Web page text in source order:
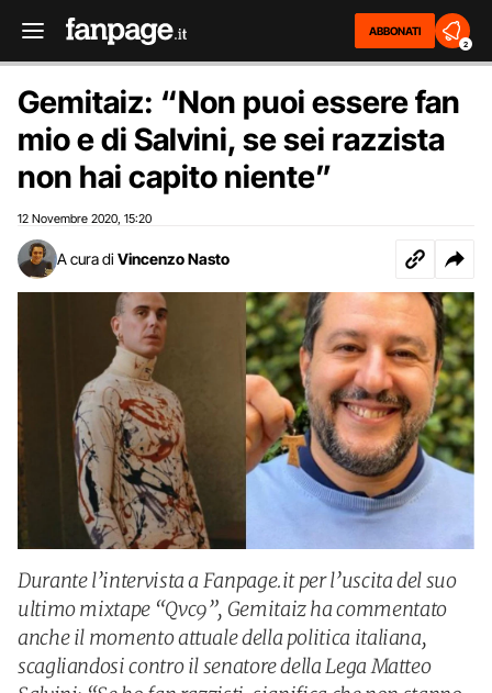
ABBONATI
2
Gemitaiz: “Non puoi essere fan
mio e di Salvini, se sei razzista
non hai capito niente”
12 Novembre 2020 15:20
A cura di Vincenzo Nasto
Durante l’intervista a Fanpage.it per l’uscita del suo
ultimo mixtape “Qvc9”, Gemitaiz ha commentato
anche il momento attuale della politica italiana,
scagliandosi contro il senatore della Lega Matteo